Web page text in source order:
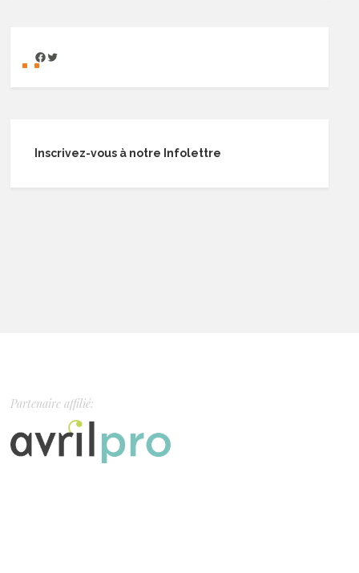
Inscrivez-vous à notre Infolettre
Partenaire affilié: